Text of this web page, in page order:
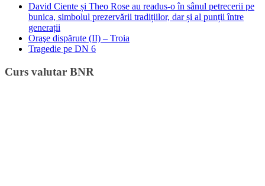
David Ciente și Theo Rose au readus-o în sânul petrecerii pe
bunica, simbolul prezervării tradițiilor, dar și al punții între
generații
Oraşe dispărute (II) – Troia
Tragedie pe DN 6
Curs valutar BNR